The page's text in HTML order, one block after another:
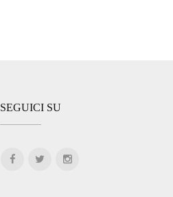
SEGUICI SU